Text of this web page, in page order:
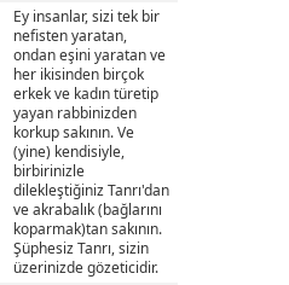
Ey insanlar, sizi tek bir
nefisten yaratan,
ondan eşini yaratan ve
her ikisinden birçok
erkek ve kadın türetip
yayan rabbinizden
korkup sakının. Ve
(yine) kendisiyle,
birbirinizle
dilekleştiğiniz Tanrı'dan
ve akrabalık (bağlarını
koparmak)tan sakının.
Şüphesiz Tanrı, sizin
üzerinizde gözeticidir.